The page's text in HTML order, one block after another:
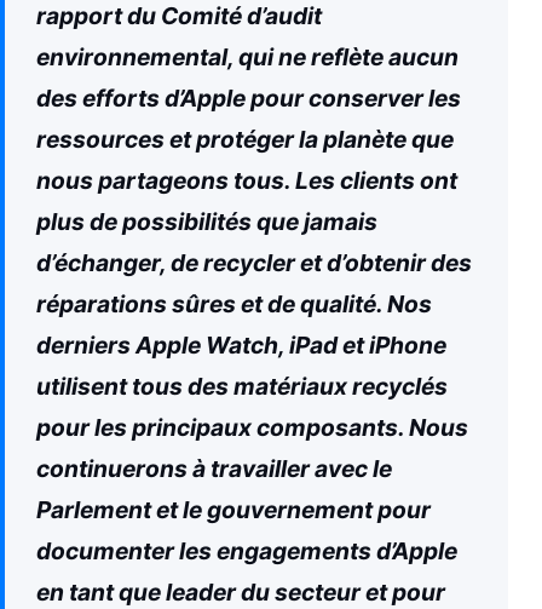
rapport du Comité d’audit
environnemental, qui ne reflète aucun
des efforts d’Apple pour conserver les
ressources et protéger la planète que
nous partageons tous. Les clients ont
plus de possibilités que jamais
d’échanger, de recycler et d’obtenir des
réparations sûres et de qualité. Nos
derniers Apple Watch, iPad et iPhone
utilisent tous des matériaux recyclés
pour les principaux composants. Nous
continuerons à travailler avec le
Parlement et le gouvernement pour
documenter les engagements d’Apple
en tant que leader du secteur et pour